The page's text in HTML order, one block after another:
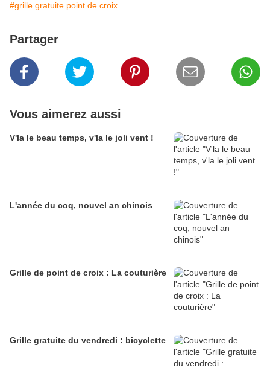
#grille gratuite point de croix
Partager
Vous aimerez aussi
V'la le beau temps, v'la le joli vent !
L'année du coq, nouvel an chinois
Grille de point de croix : La couturière
Grille gratuite du vendredi : bicyclette